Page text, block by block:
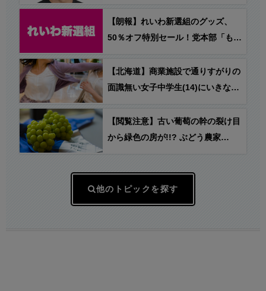
泣き出してしまう…
【朗報】れいわ新選組のグッズ、
50％オフ特別セール！党本部「もう
して売り切ることにしました」
【北海道】商業施設で通りすがりの
面識無い女子中学生(14)にいきなり
【閲覧注意】古い葡萄の幹の裂け目
から緑色の房が!!? ぶどう農家
他のトピックを探す